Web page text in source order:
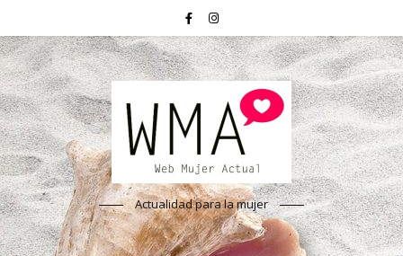
Actualidad para la mujer